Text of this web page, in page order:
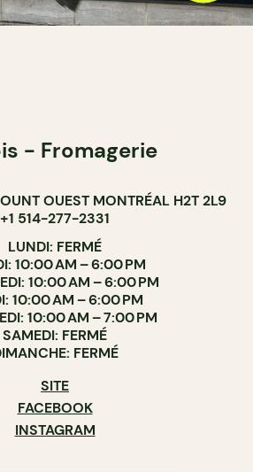
- Fromagerie
OUEST MONTRÉAL H2T 2L9
+1 514-277-2331
LUNDI: FERMÉ
10:00 AM – 6:00 PM
10:00 AM – 6:00 PM
10:00 AM – 6:00 PM
10:00 AM – 7:00 PM
SAMEDI: FERMÉ
FERMÉ
SITE
FACEBOOK
INSTAGRAM